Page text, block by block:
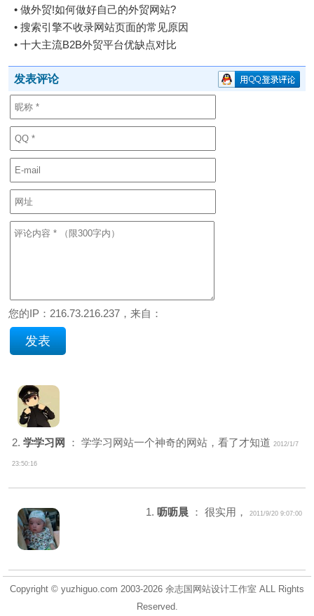
•做外贸!如何做好自己的外贸网站?
•搜索引擎不收录网站页面的常见原因
•十大主流B2B外贸平台优缺点对比
发表评论
您的IP：216.73.216.237，来自：
2. 学学习网 ： 学学习网站一个神奇的网站，看了才知道2012/1/7
23:50:16
1. 呖呖晨： 很实用， 2011/9/20 9:07:00
Copyright © yuzhiguo.com 2003-2026 余志国网站设计工作室 ALL Rights
Reserved.